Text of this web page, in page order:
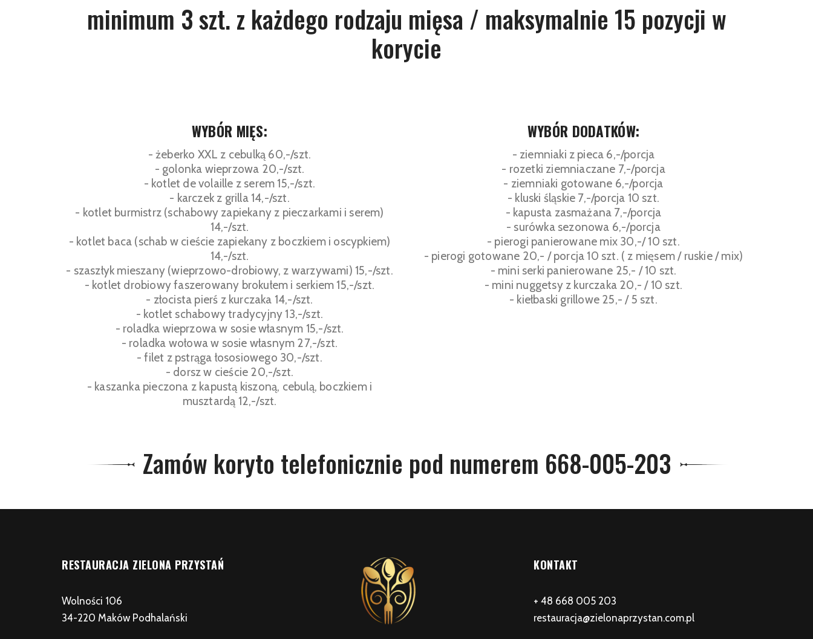
minimum 3 szt. z każdego rodzaju mięsa / maksymalnie 15 pozycji w
korycie
WYBÓR MIĘS:
- żeberko XXL z cebulką 60,-/szt.
- golonka wieprzowa 20,-/szt.
- kotlet de volaille z serem 15,-/szt.
- karczek z grilla 14,-/szt.
- kotlet burmistrz (schabowy zapiekany z pieczarkami i serem)
14,-/szt.
- kotlet baca (schab w cieście zapiekany z boczkiem i oscypkiem)
14,-/szt.
- szaszłyk mieszany (wieprzowo-drobiowy, z warzywami) 15,-/szt.
- kotlet drobiowy faszerowany brokułem i serkiem 15,-/szt.
- złocista pierś z kurczaka 14,-/szt.
- kotlet schabowy tradycyjny 13,-/szt.
- roladka wieprzowa w sosie własnym 15,-/szt.
- roladka wołowa w sosie własnym 27,-/szt.
- filet z pstrąga łososiowego 30,-/szt.
- dorsz w cieście 20,-/szt.
- kaszanka pieczona z kapustą kiszoną, cebulą, boczkiem i
musztardą 12,-/szt.
WYBÓR DODATKÓW:
- ziemniaki z pieca 6,-/porcja
- rozetki ziemniaczane 7,-/porcja
- ziemniaki gotowane 6,-/porcja
- kluski śląskie 7,-/porcja 10 szt.
- kapusta zasmażana 7,-/porcja
- surówka sezonowa 6,-/porcja
- pierogi panierowane mix 30,-/ 10 szt.
- pierogi gotowane 20,- / porcja 10 szt. ( z mięsem / ruskie / mix)
- mini serki panierowane 25,- / 10 szt.
- mini nuggetsy z kurczaka 20,- / 10 szt.
- kiełbaski grillowe 25,- / 5 szt.
Zamów koryto telefonicznie pod numerem 668-005-203
RESTAURACJA ZIELONA PRZYSTAŃ
Wolności 106
34-220 Maków Podhalański
KONTAKT
+ 48 668 005 203
restauracja@zielonaprzystan.com.pl